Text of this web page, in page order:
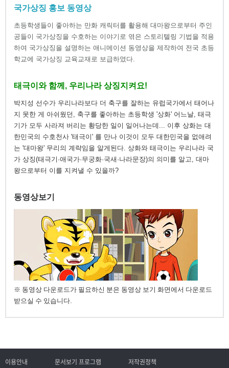
국가상징 홍보 동영상
초등학생들이 좋아하는 만화 캐릭터를 활용해 대마왕으로부터 주인
공들이 국가상징을 수호하는 이야기로 엮은 스토리텔링 기법을 적용
하여 국가상징을 설명하는 애니메이션 동영상을 제작하여 전국 초등
학교에 국가상징 교육교재로 보급하였다.
태극이와 함께, 우리나라 상징지켜요!
박지성 선수가 우리나라보다 더 축구를 잘하는 유럽국가에서 태어나
지 못한 게 아쉬웠던, 축구를 좋아하는 초등학생 '상화' 어느날, 태극
기가 모두 사라져 버리는 황당한 일이 일어나는데... 이후 상화는 대
한민국의 수호천사 '태극이' 를 만나 이것이 모두 대한민국을 없애려
는 '대마왕' 무리의 계략임을 알게된다. 상화와 태극이는 우리나라 국
가 상징(태극기·애국가·무궁화·국새·나라문장)의 의미를 알고, 대마
왕으로부터 이를 지켜낼 수 있을까?
동영상보기
※ 동영상 다운로드가 필요하신 분은 동영상 보기 화면에서 다운로드
받으실 수 있습니다.
이용안내 문서보기 프로그램 저작권정책